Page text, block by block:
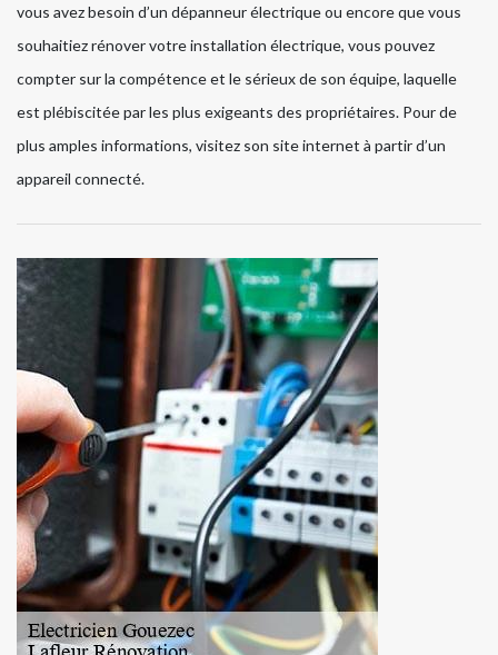
vous avez besoin d’un dépanneur électrique ou encore que vous
souhaitiez rénover votre installation électrique, vous pouvez
compter sur la compétence et le sérieux de son équipe, laquelle
est plébiscitée par les plus exigeants des propriétaires. Pour de
plus amples informations, visitez son site internet à partir d’un
appareil connecté.